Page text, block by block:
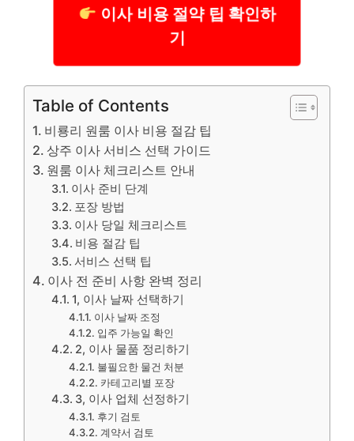
이사 비용 절약 팁 확인하
기
Table of Contents
비룡리 원룸 이사 비용 절감 팁
상주 이사 서비스 선택 가이드
원룸 이사 체크리스트 안내
이사 준비 단계
포장 방법
이사 당일 체크리스트
비용 절감 팁
서비스 선택 팁
이사 전 준비 사항 완벽 정리
1, 이사 날짜 선택하기
이사 날짜 조정
입주 가능일 확인
2, 이사 물품 정리하기
불필요한 물건 처분
카테고리별 포장
3, 이사 업체 선정하기
후기 검토
계약서 검토